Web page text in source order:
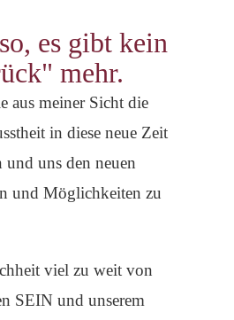
es gibt kein
mehr.
aus meiner Sicht die
in diese neue Zeit
und uns den neuen
und Möglichkeiten zu
viel zu weit von
SEIN und unserem